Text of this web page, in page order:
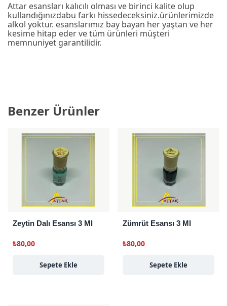
Attar esansları kalıcılı olması ve birinci kalite olup
kullandığınızdabu farkı hissedeceksiniz.ürünlerimizde
alkol yoktur. esanslarımız bay bayan her yaştan ve her
kesime hitap eder ve tüm ürünleri müşteri
memnuniyet garantilidir.
Benzer Ürünler
Zeytin Dalı Esansı 3 Ml
₺80,00
Sepete Ekle
Zümrüt Esansı 3 Ml
₺80,00
Sepete Ekle